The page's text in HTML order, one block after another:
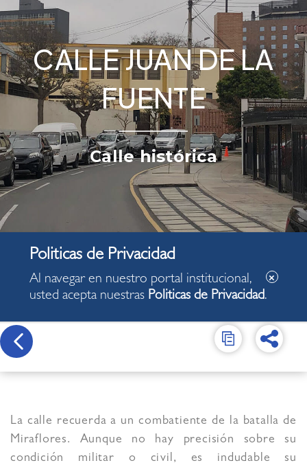
CALLE JUAN DE LA
FUENTE
Calle histórica
La calle recuerda a un combatiente de la batalla de
Miraflores. Aunque no hay precisión sobre su
condición militar o civil, es indudable su
Al navegar en nuestro portal institucional,
usted acepta nuestras Politicas de Privacidad.